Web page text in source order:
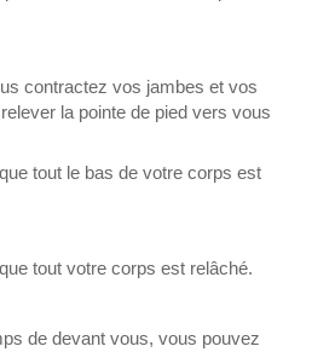
contractez vos jambes et vos
la pointe de pied vers vous
tout le bas de votre corps est
tout votre corps est relâché.
de devant vous, vous pouvez